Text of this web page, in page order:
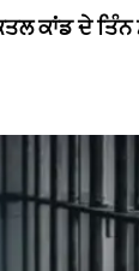
ਕਾਂਡ ਦੇ